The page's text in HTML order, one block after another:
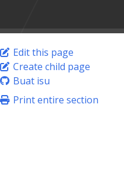
Edit this page
Create child page
Buat isu
Print entire section